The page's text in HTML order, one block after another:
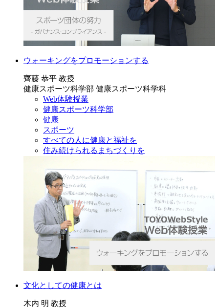
ウォーキングをプロモーションする
齊藤 恭平 教授
健康スポーツ科学部 健康スポーツ科学科
Web体験授業
健康スポーツ科学部
健康
スポーツ
すべての人に健康と福祉を
住み続けられるまちづくりを
文化としての健康とは
木内 明 教授